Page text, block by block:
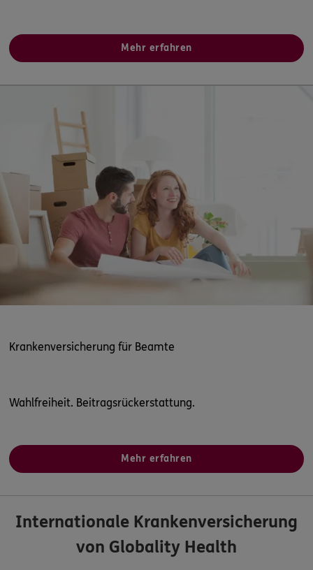
dem ERGO Rechtsschutz und der DKV.
Schaden- oder Leistungsfall melden
Bequem online oder telefonisch.
0800 / 3746 444
Mo–Sa 7–20 Uhr (gebührenfrei)
ERGO Berater finden
Mehr erfahren
Krankenversicherung für Beamte
Wahlfreiheit. Beitragsrückerstattung.
Mehr erfahren
Internationale Krankenversicherung
von Globality Health